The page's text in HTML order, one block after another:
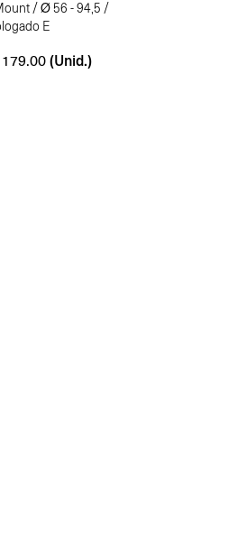
/ Ø 56 - 94,5 /
E
(Unid.)